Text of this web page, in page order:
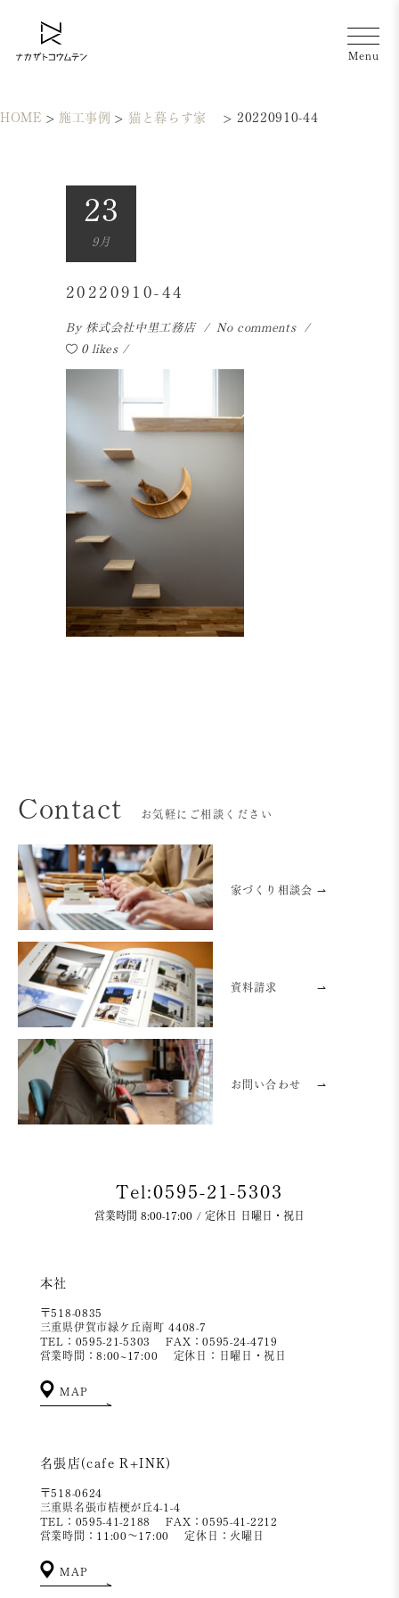
HOME > 施工事例 > 猫と暮らす家 > 20220910-44
23
9月
20220910-44
By 株式会社中里工務店
No comments
0 likes
Contact お気軽にご相談ください
家づくり相談会 ⇀
資料請求 ⇀
お問い合わせ ⇀
Tel:0595-21-5303
営業時間 8:00-17:00 / 定休日 日曜日・祝日
本社
〒518-0835
三重県伊賀市緑ケ丘南町 4408-7
TEL：0595-21-5303
FAX：0595-24-4719
営業時間：8:00~17:00
定休日：日曜日・祝日
MAP
名張店(cafe R+INK)
〒518-0624
三重県名張市桔梗が丘4-1-4
TEL：0595-41-2188
FAX：0595-41-2212
営業時間：11:00～17:00
定休日：火曜日
MAP